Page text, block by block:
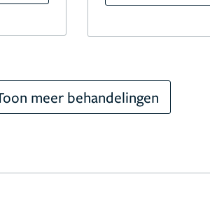
meer behandelingen